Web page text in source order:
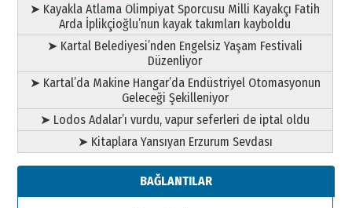
➤ Kayakla Atlama Olimpiyat Sporcusu Milli Kayakçı Fatih
Arda İplikçioğlu’nun kayak takımları kayboldu
➤ Kartal Belediyesi’nden Engelsiz Yaşam Festivali
Düzenliyor
➤ Kartal’da Makine Hangar’da Endüstriyel Otomasyonun
Geleceği Şekilleniyor
➤ Lodos Adalar’ı vurdu, vapur seferleri de iptal oldu
➤ Kitaplara Yansıyan Erzurum Sevdası
BAĞLANTILAR